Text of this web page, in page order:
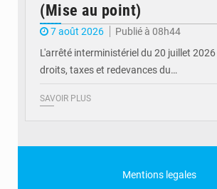
(Mise au point)
7 août 2026
Publié à 08h44
L'arrêté interministériel du 20 juillet
droits, taxes et redevances du…
SAVOIR PLUS
Mentions legales